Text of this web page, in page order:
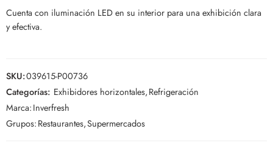
Cuenta con iluminación LED en su interior para una exhibición clara
y efectiva.
SKU:039615-P00736
Categorías: Exhibidores horizontales,Refrigeración
Marca:Inverfresh
Grupos:Restaurantes,Supermercados